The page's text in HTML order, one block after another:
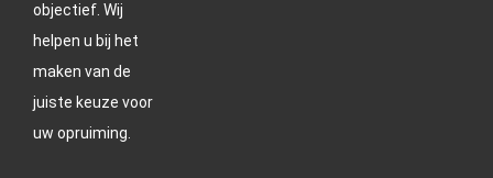
objectief. Wij
helpen u bij het
maken van de
juiste keuze voor
uw opruiming.